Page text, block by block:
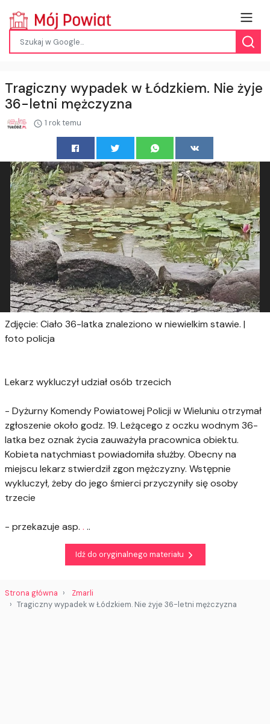
Tragiczny wypadek w Łódzkiem. Nie żyje
36-letni mężczyzna
1 rok temu
Zdjęcie: Ciało 36-latka znaleziono w niewielkim stawie. |
foto policja
Lekarz wykluczył udział osób trzecich
- Dyżurny Komendy Powiatowej Policji w Wieluniu otrzymał
zgłoszenie około godz. 19. Leżącego z oczku wodnym 36-
latka bez oznak życia zauważyła pracownica obiektu.
Kobieta natychmiast powiadomiła służby. Obecny na
miejscu lekarz stwierdził zgon mężczyzny. Wstępnie
wykluczył, żeby do jego śmierci przyczyniły się osoby
trzecie
- przekazuje asp. . ..
Idź do oryginalnego materiału
Strona główna
Zmarli
Tragiczny wypadek w Łódzkiem. Nie żyje 36-letni mężczyzna